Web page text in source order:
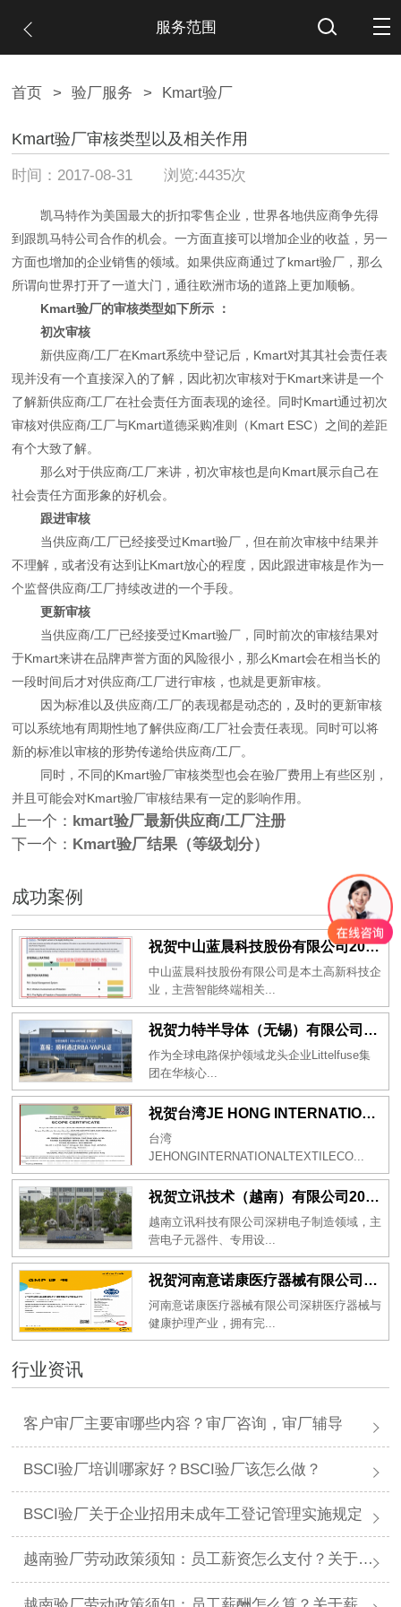
服务范围
首页 > 验厂服务 > Kmart验厂
Kmart验厂审核类型以及相关作用
时间：2017-08-31 浏览:4435次
凯马特作为美国最大的折扣零售企业，世界各地供应商争先得
到跟凯马特公司合作的机会。一方面直接可以增加企业的收益，另一
方面也增加的企业销售的领域。如果供应商通过了kmart验厂，那么
所谓向世界打开了一道大门，通往欧洲市场的道路上更加顺畅。
Kmart验厂的审核类型如下所示 ：
初次审核
新供应商/工厂在Kmart系统中登记后，Kmart对其其社会责任表
现并没有一个直接深入的了解，因此初次审核对于Kmart来讲是一个
了解新供应商/工厂在社会责任方面表现的途径。同时Kmart通过初次
审核对供应商/工厂与Kmart道德采购准则（Kmart ESC）之间的差距
有个大致了解。
那么对于供应商/工厂来讲，初次审核也是向Kmart展示自己在
社会责任方面形象的好机会。
跟进审核
当供应商/工厂已经接受过Kmart验厂，但在前次审核中结果并
不理解，或者没有达到让Kmart放心的程度，因此跟进审核是作为一
个监督供应商/工厂持续改进的一个手段。
更新审核
当供应商/工厂已经接受过Kmart验厂，同时前次的审核结果对
于Kmart来讲在品牌声誉方面的风险很小，那么Kmart会在相当长的
一段时间后才对供应商/工厂进行审核，也就是更新审核。
因为标准以及供应商/工厂的表现都是动态的，及时的更新审核
可以系统地有周期性地了解供应商/工厂社会责任表现。同时可以将
新的标准以审核的形势传递给供应商/工厂。
同时，不同的Kmart验厂审核类型也会在验厂费用上有些区别，
并且可能会对Kmart验厂审核结果有一定的影响作用。
上一个： kmart验厂最新供应商/工厂注册
下一个： Kmart验厂结果（等级划分）
成功案例
祝贺中山蓝晨科技股份有限公司2026年一次性成功通过BSCI验厂-B级
中山蓝晨科技股份有限公司是本土高新科技企
业，主营智能终端相关...
祝贺力特半导体（无锡）有限公司2026年一次性成功通过RBA-VAP认证审核并取得170.2分
作为全球电路保护领域龙头企业Littelfuse集
团在华核心...
祝贺台湾JE HONG INTERNATIONAL TEXTILE CO., LTD 2026年一次性成功通过GRS认证
台湾
JEHONGINTERNATIONALTEXTILECO...
祝贺立讯技术（越南）有限公司2026年一次性成功通过RBA-VAP审核获得金牌评级！
越南立讯科技有限公司深耕电子制造领域，主
营电子元器件、专用设...
祝贺河南意诺康医疗器械有限公司2026年一次性成功通过GMP认证
河南意诺康医疗器械有限公司深耕医疗器械与
健康护理产业，拥有完...
行业资讯
客户审厂主要审哪些内容？审厂咨询，审厂辅导
BSCI验厂培训哪家好？BSCI验厂该怎么做？
BSCI验厂关于企业招用未成年工登记管理实施规定
越南验厂劳动政策须知：员工薪资怎么支付？关于薪资支付有哪些规定呢？